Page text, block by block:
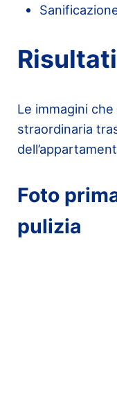
Le immagini
straordinaria
Foto
pulizia